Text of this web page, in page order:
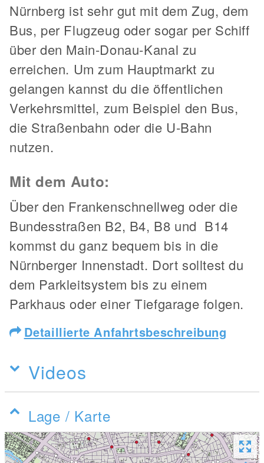
Nürnberg ist sehr gut mit dem Zug, dem
Bus, per Flugzeug oder sogar per Schiff
über den Main-Donau-Kanal zu
erreichen. Um zum Hauptmarkt zu
gelangen kannst du die öffentlichen
Verkehrsmittel, zum Beispiel den Bus,
die Straßenbahn oder die U-Bahn
nutzen.
Mit dem Auto:
Über den Frankenschnellweg oder die
Bundesstraßen B2, B4, B8 und B14
kommst du ganz bequem bis in die
Nürnberger Innenstadt. Dort solltest du
dem Parkleitsystem bis zu einem
Parkhaus oder einer Tiefgarage folgen.
Detaillierte Anfahrtsbeschreibung
Videos
Lage / Karte